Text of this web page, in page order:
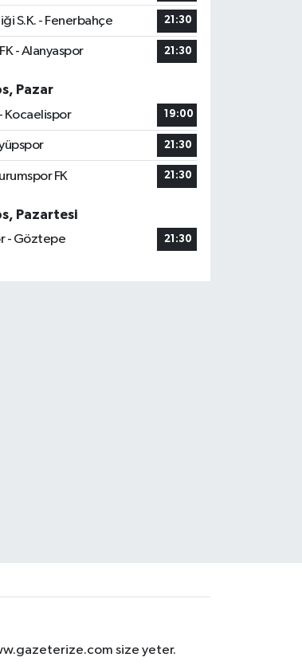
S.K. - Fenerbahçe 21:30
- Alanyaspor 21:30
Pazar
Kocaelispor
19:00
21:30
FK 21:30
Pazartesi
- Göztepe
21:30
size yeter.